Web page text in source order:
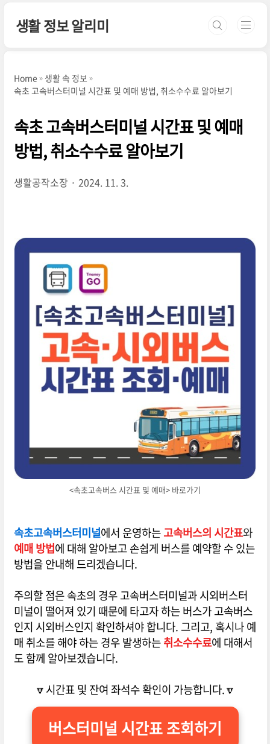
생활 정보 알리미
Home
생활 속 정보
속초 고속버스터미널 시간표 및 예매 방법, 취소수수료 알아보기
속초 고속버스터미널 시간표 및 예매
방법, 취소수수료 알아보기
생활공작소장 2024. 11. 3.
<속초고속버스 시간표 및 예매> 바로가기
속초고속버스터미널에서 운영하는고속버스의 시간표와
예매 방법에 대해 알아보고 손쉽게 버스를 예약할 수 있는
방법을 안내해 드리겠습니다.
주의할 점은 속초의 경우 고속버스터미널과 시외버스터
미널이 떨어져 있기 때문에 타고자 하는 버스가 고속버스
인지 시외버스인지 확인하셔야 합니다. 그리고, 혹시나 예
매 취소를 해야 하는 경우 발생하는취소수수료에 대해서
도 함께 알아보겠습니다.
🔽시간표 및 잔여 좌석수 확인이 가능합니다.🔽
버스터미널 시간표 조회하기